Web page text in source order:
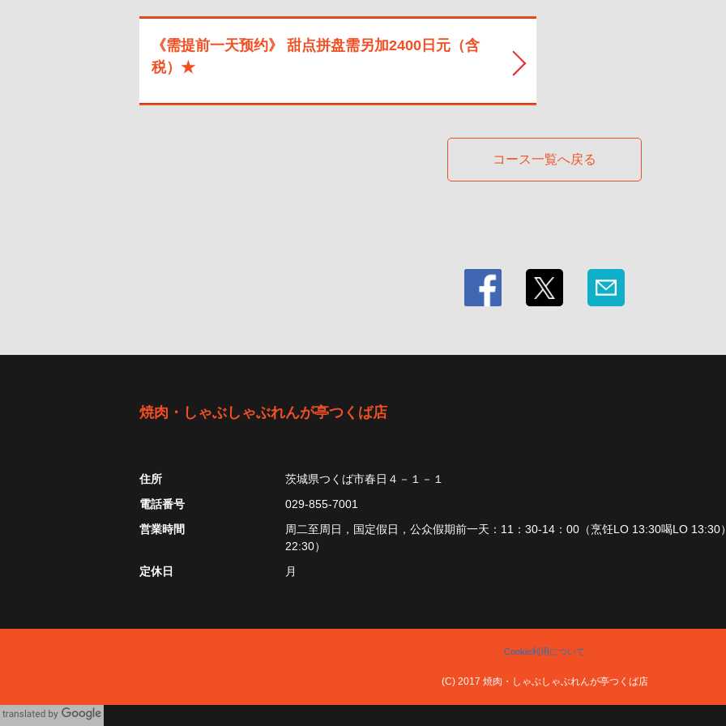
《需提前一天预约》 甜点拼盘需另加2400日元（含
税）★
コース一覧へ戻る
焼肉・しゃぶしゃぶれんが亭つくば店
住所
茨城県つくば市春日４－１－１
電話番号
029-855-7001
営業時間
周二至周日，国定假日，公众假期前一天：11：30-14：00（烹饪LO 13:30喝LO
22:30）
定休日
月
Cookie利用について
(C) 2017 焼肉・しゃぶしゃぶれんが亭つくば店